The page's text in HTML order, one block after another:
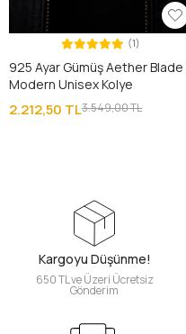
(1)
925 Ayar Gümüş Aether Blade
Modern Unisex Kolye
2.212,50 TL3.549,00 TL
Kargoyu Düşünme!
650 TL ve Üzeri Ücretsiz
Gönderim